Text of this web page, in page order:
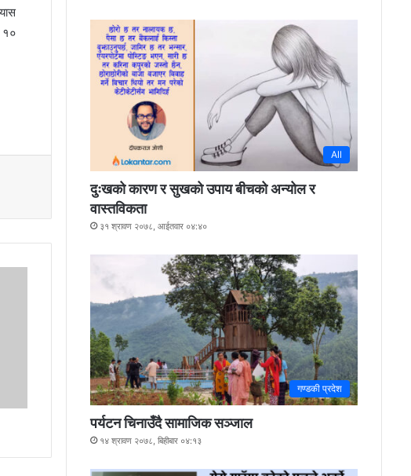
१०
All
दुःखको कारण र सुखको उपाय बीचको अन्योल र
वास्तविकता
३१ श्रावण २०७८, आईतवार ०४:४०
गण्डकी प्रदेश
पर्यटन चिनाउँदै सामाजिक सञ्जाल
१४ श्रावण २०७८, बिहीबार ०४:१३